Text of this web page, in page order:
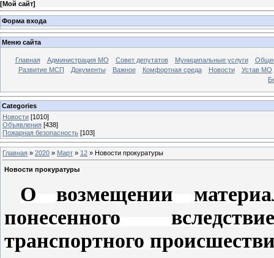
[Мой сайт]
Форма входа
Меню сайта
Главная Администрация МО Совет депутатов Муниципальные услуги
Развитие МСП
Документы Важное Комфортная среда Новости
Устав МО
Categories
Новости [1010]
Объявления [438]
Пожарная безопасность [103]
Главная » 2020 » Март » 12 » Новости прокуратуры
Новости прокуратуры
О возмещении
понесенного
транспортного